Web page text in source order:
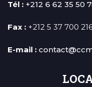
Tél : +212 6 62 35 50
Fax : +212 5 37 700
E-mail :